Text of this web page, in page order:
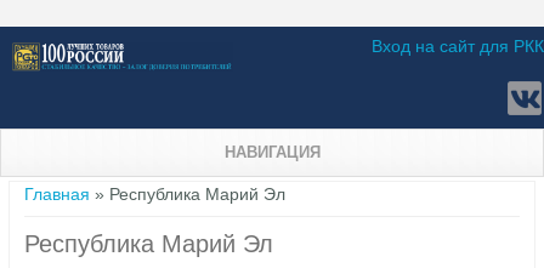
Вход на сайт для РКК
НАВИГАЦИЯ
Вы здесь
Главная » Республика Марий Эл
Республика Марий Эл